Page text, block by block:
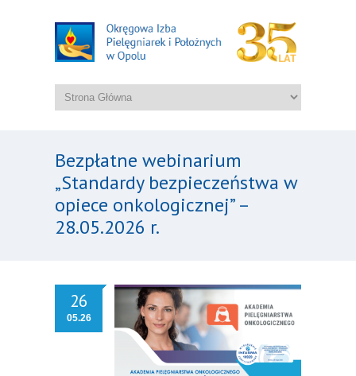
Bezpłatne webinarium
„Standardy bezpieczeństwa w
opiece onkologicznej” –
28.05.2026 r.
26
05.26